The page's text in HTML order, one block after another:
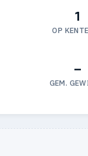
1
OP
—
GEM.